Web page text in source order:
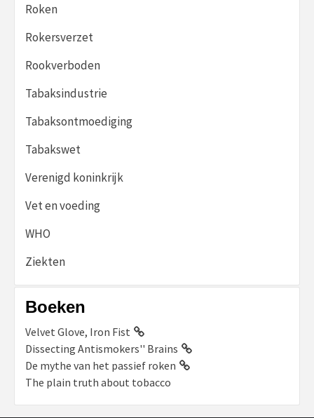
Roken
Rokersverzet
Rookverboden
Tabaksindustrie
Tabaksontmoediging
Tabakswet
Verenigd koninkrijk
Vet en voeding
WHO
Ziekten
Boeken
Velvet Glove, Iron Fist
Dissecting Antismokers'' Brains
De mythe van het passief roken
The plain truth about tobacco